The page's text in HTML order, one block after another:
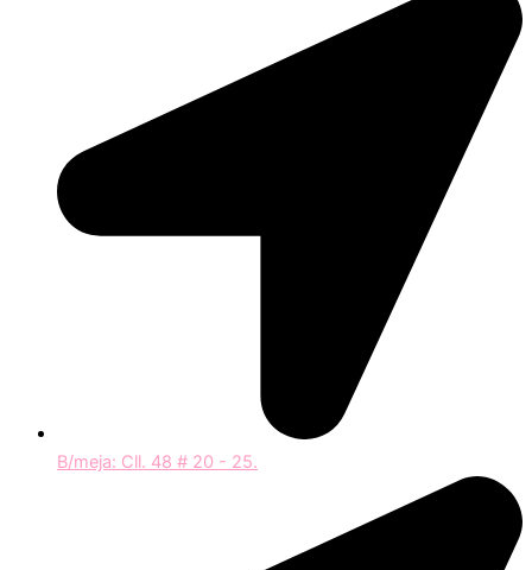
B/meja: Cll. 48 # 20 - 25.